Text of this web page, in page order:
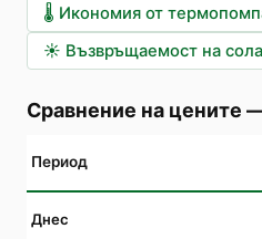
🌡️ Икономия от
☀️ Възвръщаемост на
Сравнение на цените
Период
Днес